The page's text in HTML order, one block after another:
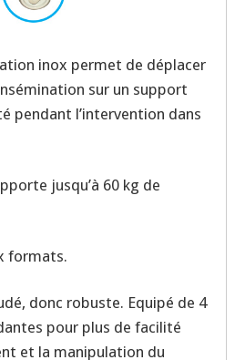
inox permet de déplacer
sur un support
pendant l’intervention dans
jusqu’à 60 kg de
formats.
donc robuste. Equipé de 4
pour plus de facilité
et la manipulation du